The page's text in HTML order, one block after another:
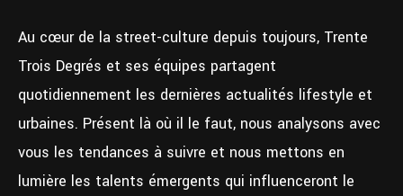
Au cœur de la street-culture depuis toujours, Trente
Trois Degrés et ses équipes partagent
quotidiennement les dernières actualités lifestyle et
urbaines. Présent là où il le faut, nous analysons avec
vous les tendances à suivre et nous mettons en
lumière les talents émergents qui influenceront le